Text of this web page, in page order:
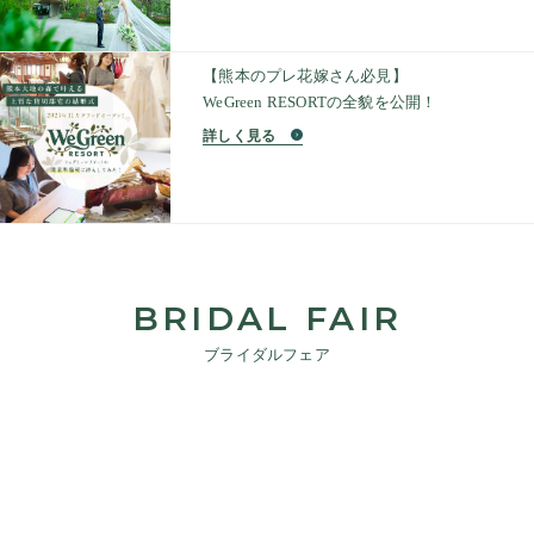
【熊本のプレ花嫁さん必見】
WeGreen RESORTの全貌を公開！
詳しく見る
BRIDAL FAIR
ブライダルフェア